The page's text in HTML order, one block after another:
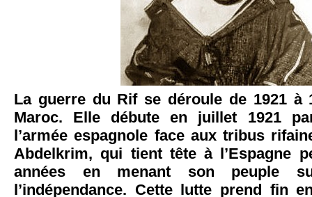
La guerre du Rif se déroule de 1921 à
Maroc. Elle débute en juillet 1921
l’armée espagnole face aux tribus
Abdelkrim, qui tient tête à l’Espagne
années en menant son peuple
l’indépendance. Cette lutte prend fin